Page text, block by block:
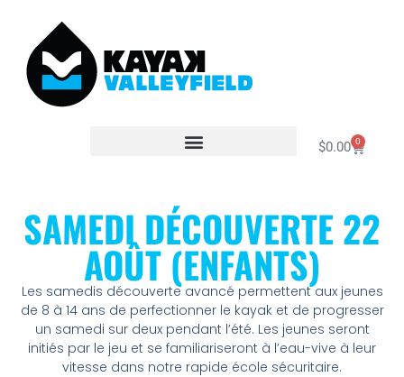
$0.00 0
SAMEDI DÉCOUVERTE 22
AOÛT (ENFANTS)
Les samedis découverte avancé permettent aux jeunes
de 8 à 14 ans de perfectionner le kayak et de progresser
un samedi sur deux pendant l’été. Les jeunes seront
initiés par le jeu et se familiariseront à l’eau-vive à leur
vitesse dans notre rapide école sécuritaire.